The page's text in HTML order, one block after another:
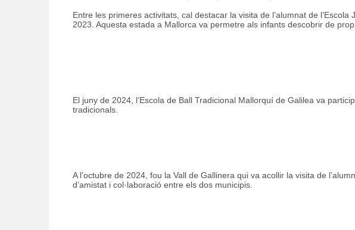
Entre les primeres activitats, cal destacar la visita de l’alumnat de
2023. Aquesta estada a Mallorca va permetre als infants descobrir de
El juny de 2024, l’Escola de Ball Tradicional Mallorquí de Galilea va
tradicionals.
A l’octubre de 2024, fou la Vall de Gallinera qui va acollir la visita de
d’amistat i col·laboració entre els dos municipis.